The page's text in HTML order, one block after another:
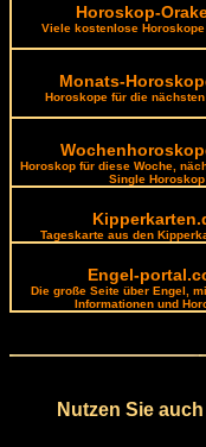
Horoskop-
Viele kostenlose
Monats-
Horoskope für die nächsten
Horoskop für diese Woche,
Single Horoskop
Tageskarte aus den
Engel-
Die große Seite über Engel,
Informationen und
Nutzen Sie